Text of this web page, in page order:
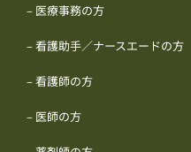
– 医療事務の方
– 看護助手／ナースエードの方
– 看護師の方
– 医師の方